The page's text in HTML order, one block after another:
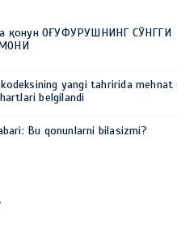
қонун ОҒУФУРУШНИНГ СЎНГГИ
yangi tahririda
belgilandi
Bu qonunlarni bilasizmi?